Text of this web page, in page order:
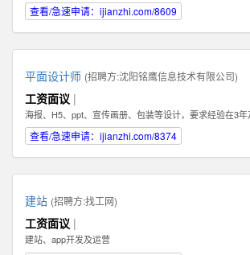
查看/急速申请：ijianzhi.com/8609
平面设计师 (招聘方:沈阳铭鹰信息技术有限公司)
工资面议 |
海报、H5、ppt、宣传画册、包装等设计，要求经验在3年
查看/急速申请：ijianzhi.com/8374
建站 (招聘方:找工网)
工资面议 |
建站、app开发及运营